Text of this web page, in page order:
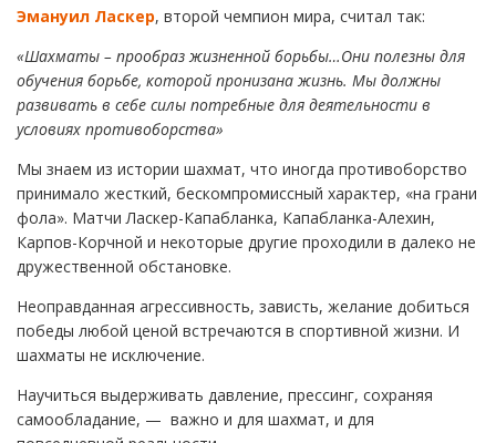
Эмануил Ласкер, второй чемпион мира, считал так:
«Шахматы – прообраз жизненной борьбы…Они полезны для
обучения борьбе, которой пронизана жизнь. Мы должны
развивать в себе силы потребные для деятельности в
условиях противоборства»
Мы знаем из истории шахмат, что иногда противоборство
принимало жесткий, бескомпромиссный характер, «на грани
фола». Матчи Ласкер-Капабланка, Капабланка-Алехин,
Карпов-Корчной и некоторые другие проходили в далеко не
дружественной обстановке.
Неоправданная агрессивность, зависть, желание добиться
победы любой ценой встречаются в спортивной жизни. И
шахматы не исключение.
Научиться выдерживать давление, прессинг, сохраняя
самообладание, — важно и для шахмат, и для